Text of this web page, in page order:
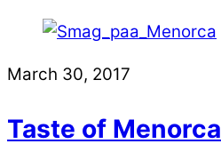
March 30, 2017
Taste of Menorca